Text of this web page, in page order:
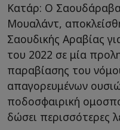
Κατάρ: Ο
Μουαλάντ,
Σαουδικής Αραβίας
του 2022 σε μία
παραβίασης του
απαγορευμένων
ποδοσφαιρική
δώσει περισσότερες